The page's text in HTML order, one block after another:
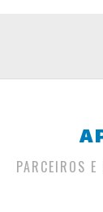
PARCEIROS